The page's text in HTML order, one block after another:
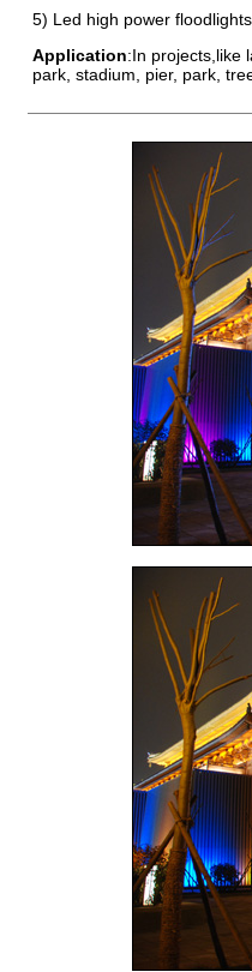
5) Led high power
Application:In projects,like
park, stadium, pier, park,